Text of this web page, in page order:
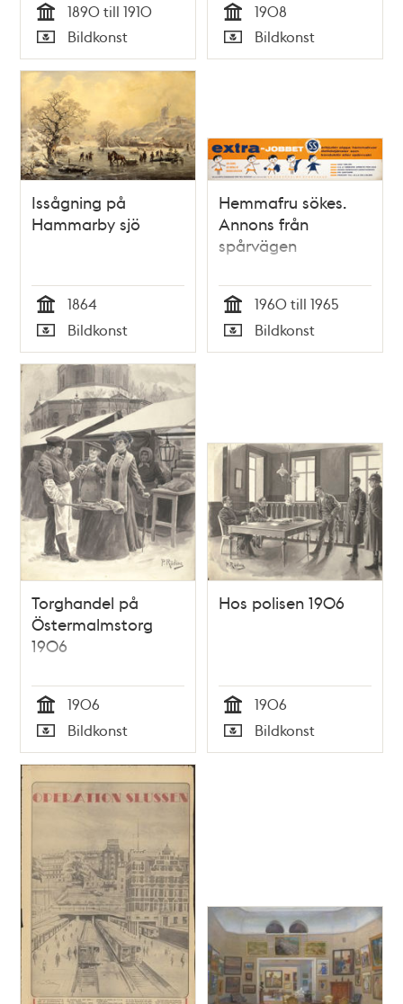
Tid
1890 till 1910
Typ
Bildkonst Tid
1908
Typ
Bildkonst
Issågning på
Hammarby sjö
Tid
1864
Typ
Bildkonst
Hemmafru sökes.
Annons från
spårvägen
Tid
1960 till 1965
Typ
Bildkonst
Torghandel på
Östermalmstorg
1906
Tid
1906
Typ
Bildkonst
Hos polisen 1906
Tid
1906
Typ
Bildkonst